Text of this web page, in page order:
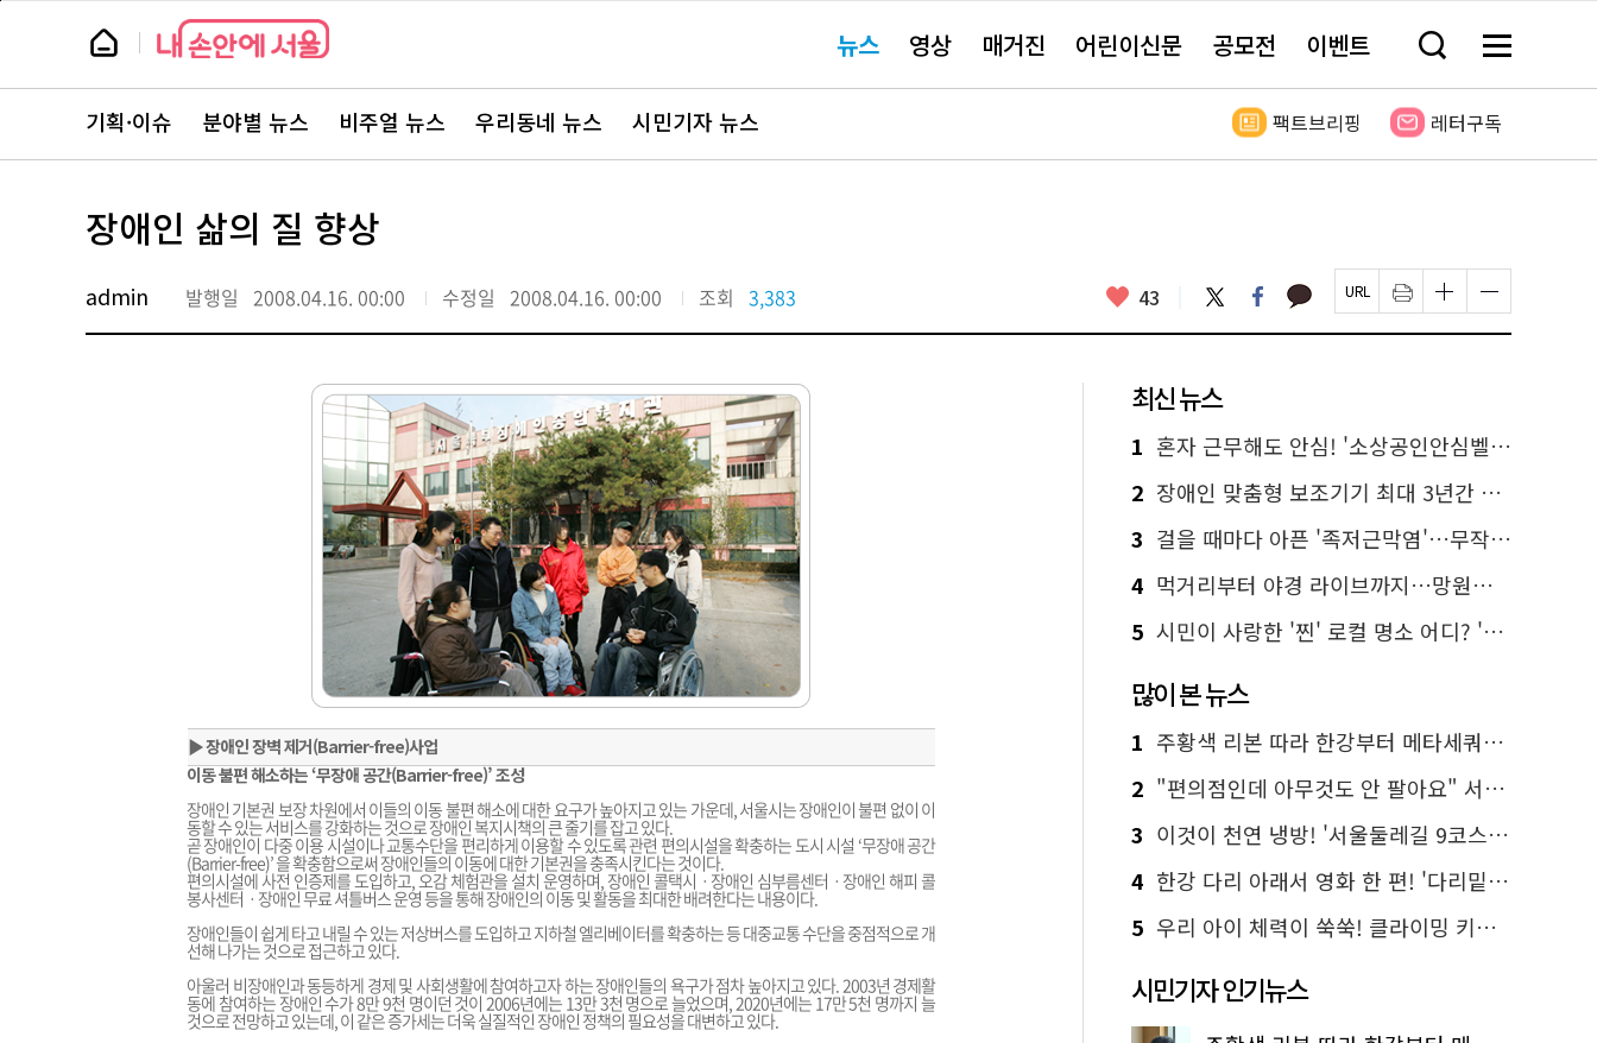
본
뉴
스 요뉴스 영상 매거진 어린이신문 공모전 이벤트 검
창
기
메
전
보
뉴
스
주
서
바
로
기획·이슈 분야별 뉴스 비주얼 뉴스 우리동네 뉴스 시민기자 뉴스 팩트브리핑 레터구독
장애인 삶의 질 향상
admin 발행일 2008.04.16. 00:00 수정일 2008.04.16. 00:00 조회 3,383 좋
요
43 트
위
터
페
이
스
카
카 페
이
지
인
쇄
하
글
자
크
하
기
글
자
크
하
기
▶장애인 장벽 제거(Barrier-free)사업
이동 불편 해소하는 ‘무장애 공간(Barrier-free)’ 조성
장애인 기본권 보장 차원에서 이들의 이동 불편 해소에 대한 요구가 높아지고 있는 가운데, 서울시는 장애인이 불편 없이 이
동할 수 있는 서비스를 강화하는 것으로 장애인 복지시책의 큰 줄기를 잡고 있다.
곧 장애인이 다중 이용 시설이나 교통수단을 편리하게 이용할 수 있도록 관련 편의시설을 확충하는 도시 시설 ‘무장애 공간
(Barrier-free)’ 을 확충함으로써 장애인들의 이동에 대한 기본권을 충족시킨다는 것이다.
편의시설에 사전 인증제를 도입하고, 오감 체험관을 설치 운영하며, 장애인 콜택시ㆍ장애인 심부름센터ㆍ장애인 해피 콜
봉사센터ㆍ장애인 무료 셔틀버스 운영 등을 통해 장애인의 이동 및 활동을 최대한 배려한다는 내용이다.
장애인들이 쉽게 타고 내릴 수 있는 저상버스를 도입하고 지하철 엘리베이터를 확충하는 등 대중교통 수단을 중점적으로 개
선해 나가는 것으로 접근하고 있다.
아울러 비장애인과 동등하게 경제 및 사회생활에 참여하고자 하는 장애인들의 욕구가 점차 높아지고 있다. 2003년 경제활
동에 참여하는 장애인 수가 8만 9천 명이던 것이 2006년에는 13만 3천 명으로 늘었으며, 2020년에는 17만 5천 명까지 늘
것으로 전망하고 있는데, 이 같은 증가세는 더욱 실질적인 장애인 정책의 필요성을 대변하고 있다.
최신 뉴스
1 혼자 근무해도 안심! '소상공인안심벨' 신청하세요
2 장애인 맞춤형 보조기기 최대 3년간 무상 대여…삶의 질 높인다
3 걸을 때마다 아픈 '족저근막염'…무작정 참지 말고 '이것' 해보세요!
4 먹거리부터 야경 라이브까지…망원한강공원 알짜 코스
5 시민이 사랑한 '찐' 로컬 명소 어디? '서울에디션25' 추천 코스
많이 본 뉴스
1 주황색 리본 따라 한강부터 메타세쿼이아 숲길까지…서울둘레길 15코스
2 "편의점인데 아무것도 안 팔아요" 서울에서 가장 특별한 편의점의 정체
3 이것이 천연 냉방! '서울둘레길 9코스'로 숲속 피서 떠나볼까
4 한강 다리 아래서 영화 한 편! '다리밑 영화관' 무료 상영
5 우리 아이 체력이 쑥쑥! 클라이밍 키즈카페·어린이 체력장
시민기자 인기뉴스
페